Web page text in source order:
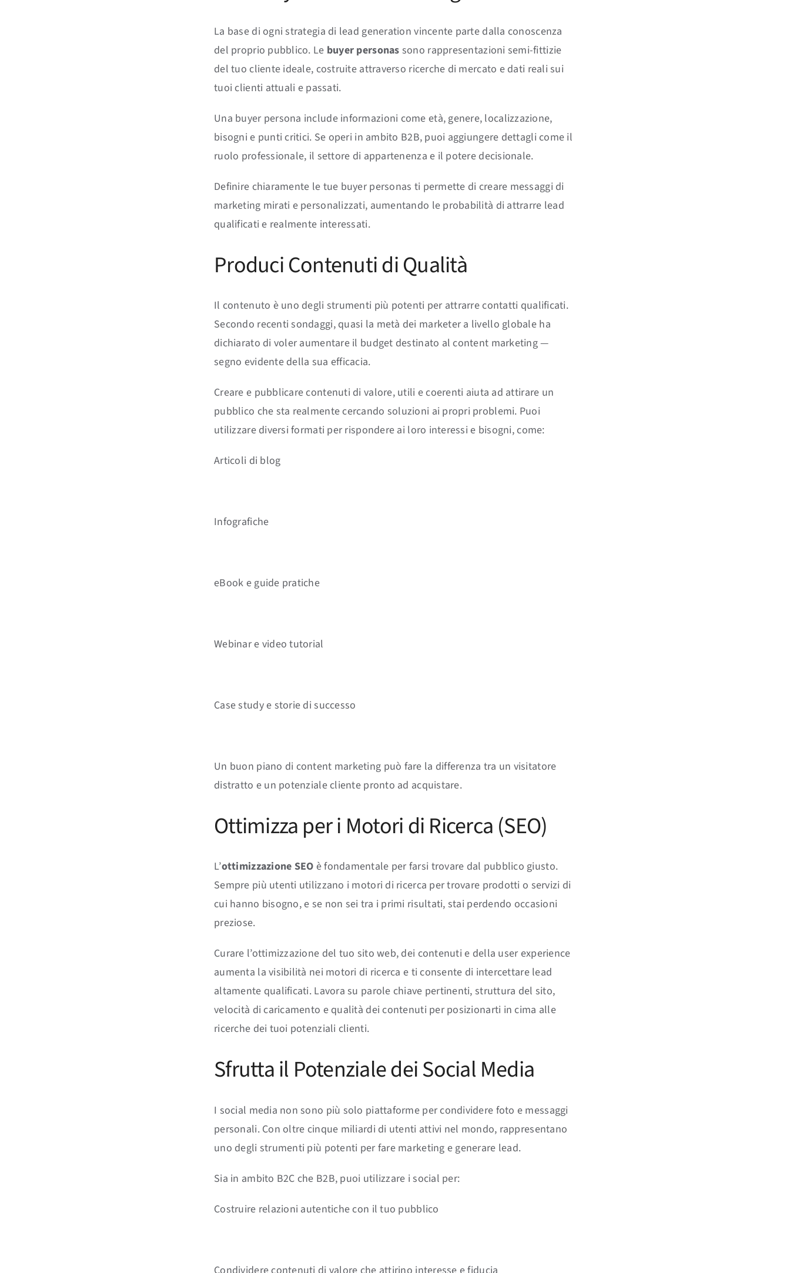
La base di ogni strategia di lead generation vincente parte dalla conoscenza
del proprio pubblico. Le buyer personas sono rappresentazioni semi-fittizie
del tuo cliente ideale, costruite attraverso ricerche di mercato e dati reali sui
tuoi clienti attuali e passati.
Una buyer persona include informazioni come età, genere, localizzazione,
bisogni e punti critici. Se operi in ambito B2B, puoi aggiungere dettagli come il
ruolo professionale, il settore di appartenenza e il potere decisionale.
Definire chiaramente le tue buyer personas ti permette di creare messaggi di
marketing mirati e personalizzati, aumentando le probabilità di attrarre lead
qualificati e realmente interessati.
Produci Contenuti di Qualità
Il contenuto è uno degli strumenti più potenti per attrarre contatti qualificati.
Secondo recenti sondaggi, quasi la metà dei marketer a livello globale ha
dichiarato di voler aumentare il budget destinato al content marketing —
segno evidente della sua efficacia.
Creare e pubblicare contenuti di valore, utili e coerenti aiuta ad attirare un
pubblico che sta realmente cercando soluzioni ai propri problemi. Puoi
utilizzare diversi formati per rispondere ai loro interessi e bisogni, come:
Articoli di blog
Infografiche
eBook e guide pratiche
Webinar e video tutorial
Case study e storie di successo
Un buon piano di content marketing può fare la differenza tra un visitatore
distratto e un potenziale cliente pronto ad acquistare.
Ottimizza per i Motori di Ricerca (SEO)
L’ottimizzazione SEO è fondamentale per farsi trovare dal pubblico giusto.
Sempre più utenti utilizzano i motori di ricerca per trovare prodotti o servizi di
cui hanno bisogno, e se non sei tra i primi risultati, stai perdendo occasioni
preziose.
Curare l’ottimizzazione del tuo sito web, dei contenuti e della user experience
aumenta la visibilità nei motori di ricerca e ti consente di intercettare lead
altamente qualificati. Lavora su parole chiave pertinenti, struttura del sito,
velocità di caricamento e qualità dei contenuti per posizionarti in cima alle
ricerche dei tuoi potenziali clienti.
Sfrutta il Potenziale dei Social Media
I social media non sono più solo piattaforme per condividere foto e messaggi
personali. Con oltre cinque miliardi di utenti attivi nel mondo, rappresentano
uno degli strumenti più potenti per fare marketing e generare lead.
Sia in ambito B2C che B2B, puoi utilizzare i social per:
Costruire relazioni autentiche con il tuo pubblico